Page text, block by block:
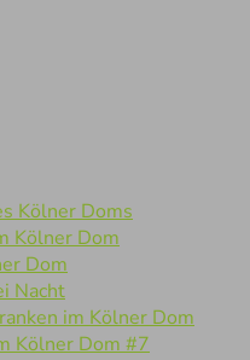
Kölner Doms
Kölner Dom
Dom
Nacht
im Kölner Dom
Kölner Dom #7